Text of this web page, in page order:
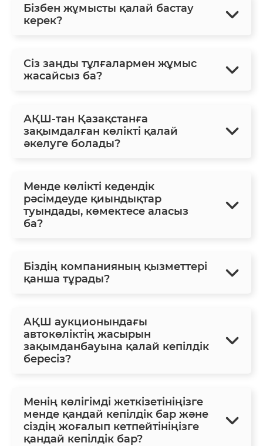
Бізбен жұмысты қалай бастау
керек?
Сіз заңды тұлғалармен жұмыс
жасайсыз ба?
АҚШ-тан Қазақстанға
зақымдалған көлікті қалай
әкелуге болады?
Менде көлікті кедендік
рәсімдеуде қиындықтар
туындады, көмектесе аласыз
ба?
Біздің компанияның қызметтері
қанша тұрады?
АҚШ аукционындағы
автокөліктің жасырын
зақымданбауына қалай кепілдік
бересіз?
Менің көлігімді жеткізетініңізге
менде қандай кепілдік бар және
сіздің жоғалып кетпейтініңізге
қандай кепілдік бар?